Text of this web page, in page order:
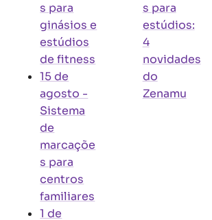
s para
ginásios e
estúdios
de fitness
15 de
agosto -
Sistema
de
marcaçõe
s para
centros
familiares
1 de
s para
estúdios:
4
novidades
do
Zenamu